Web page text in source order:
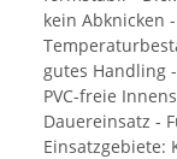
kein Abknicken
gutes Handling
PVC-freie
Dauereinsatz -
Einsatzgebiete: